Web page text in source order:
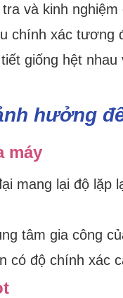
và kinh
chính xác tương
giống hệt
hưởng
máy
mang lại độ
tâm gia công
có độ chính xác